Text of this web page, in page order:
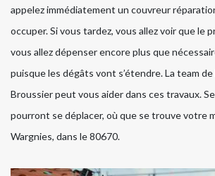
appelez immédiatement un couvreur
occuper. Si vous tardez, vous allez voir que le
vous allez dépenser encore plus que
puisque les dégâts vont s’étendre. La team
Broussier peut vous aider dans ces travaux.
pourront se déplacer, où que se trouve votre
Wargnies, dans le 80670.